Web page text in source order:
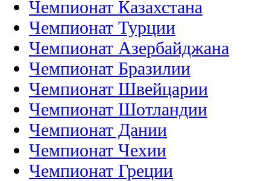
Чемпионат Казахстана
Чемпионат Турции
Чемпионат Азербайджана
Чемпионат Бразилии
Чемпионат Швейцарии
Чемпионат Шотландии
Чемпионат Дании
Чемпионат Чехии
Чемпионат Греции